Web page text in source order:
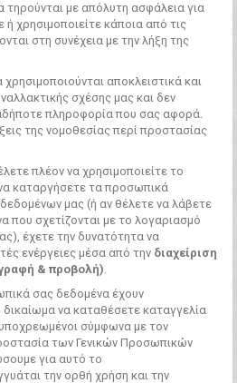
τηρούνται με απόλυτη ασφάλεια για
ή χρησιμοποιείτε κάποια από τις
στη συνέχεια με την λήξη της
αποκλειστικά και
σχέσης μας και δεν
πληροφορία που σας αφορά.
της νομοθεσίας περί προστασίας
πλέον να χρησιμοποιείτε το
καταργήσετε τα προσωπικά
μας (ή αν θέλετε να λάβετε
που σχετίζονται με το λογαριασμό
έχετε την δυνατότητα να
ενέργειες μέσα από την διαχείριση
& προβολή).
σας δεδομένα έχουν
να καταθέσετε καταγγελία
σύμφωνα με τον
των Γενικών Προσωπικών
για αυτό το
την ορθή χρήση και την